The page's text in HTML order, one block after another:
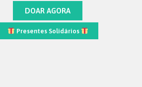
DOAR AGORA
Presentes Solidários